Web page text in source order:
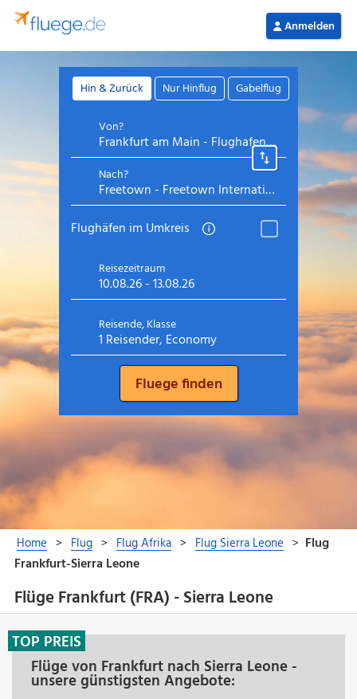
Flüge Frankfurt (FRA) - Sierra Leone
Flüge von Frankfurt nach Sierra Leone -
unsere günstigsten Angebote:
TOP PREIS